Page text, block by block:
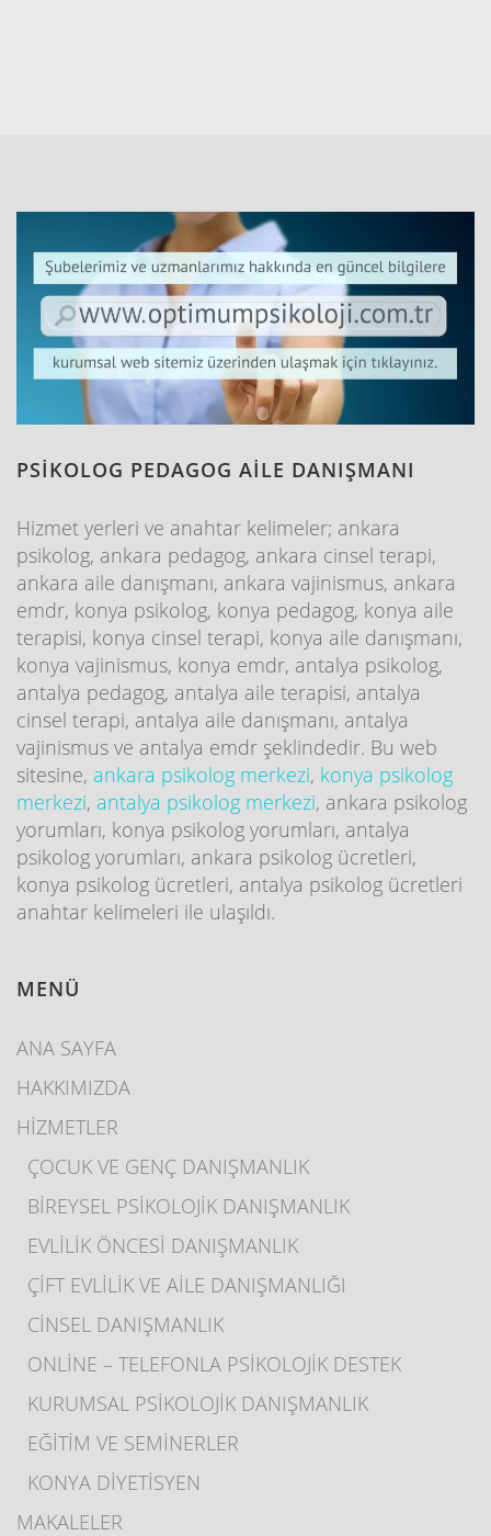
PSİKOLOG PEDAGOG AİLE DANIŞMANI
Hizmet yerleri ve anahtar kelimeler; ankara
psikolog, ankara pedagog, ankara cinsel terapi,
ankara aile danışmanı, ankara vajinismus, ankara
emdr, konya psikolog, konya pedagog, konya aile
terapisi, konya cinsel terapi, konya aile danışmanı,
konya vajinismus, konya emdr, antalya psikolog,
antalya pedagog, antalya aile terapisi, antalya
cinsel terapi, antalya aile danışmanı, antalya
vajinismus ve antalya emdr şeklindedir. Bu web
sitesine, ankara psikolog merkezi, konya psikolog
merkezi, antalya psikolog merkezi, ankara psikolog
yorumları, konya psikolog yorumları, antalya
psikolog yorumları, ankara psikolog ücretleri,
konya psikolog ücretleri, antalya psikolog ücretleri
anahtar kelimeleri ile ulaşıldı.
MENÜ
ANA SAYFA
HAKKIMIZDA
HİZMETLER
ÇOCUK VE GENÇ DANIŞMANLIK
BİREYSEL PSİKOLOJİK DANIŞMANLIK
EVLİLİK ÖNCESİ DANIŞMANLIK
ÇİFT EVLİLİK VE AİLE DANIŞMANLIĞI
CİNSEL DANIŞMANLIK
ONLİNE – TELEFONLA PSİKOLOJİK DESTEK
KURUMSAL PSİKOLOJİK DANIŞMANLIK
EĞİTİM VE SEMİNERLER
KONYA DİYETİSYEN
MAKALELER